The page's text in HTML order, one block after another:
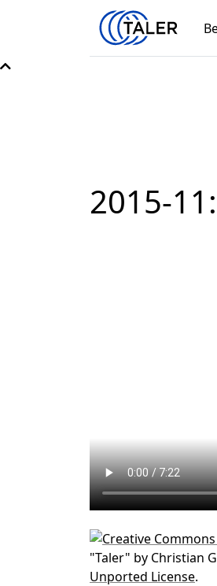
2015-
"Taler" by Christian
Unported License.